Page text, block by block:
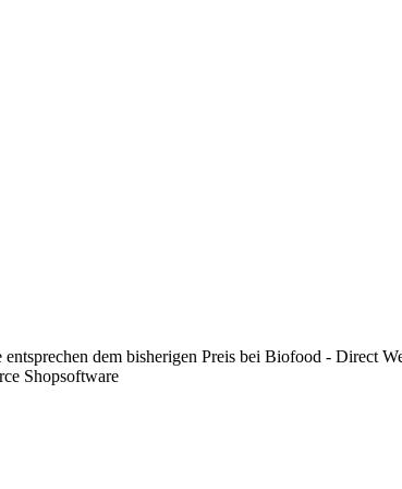
entsprechen dem bisherigen Preis bei Biofood - Direct
Shopsoftware